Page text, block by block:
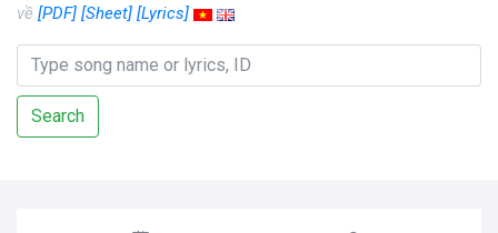
về [PDF] [Sheet] [Lyrics]
Search